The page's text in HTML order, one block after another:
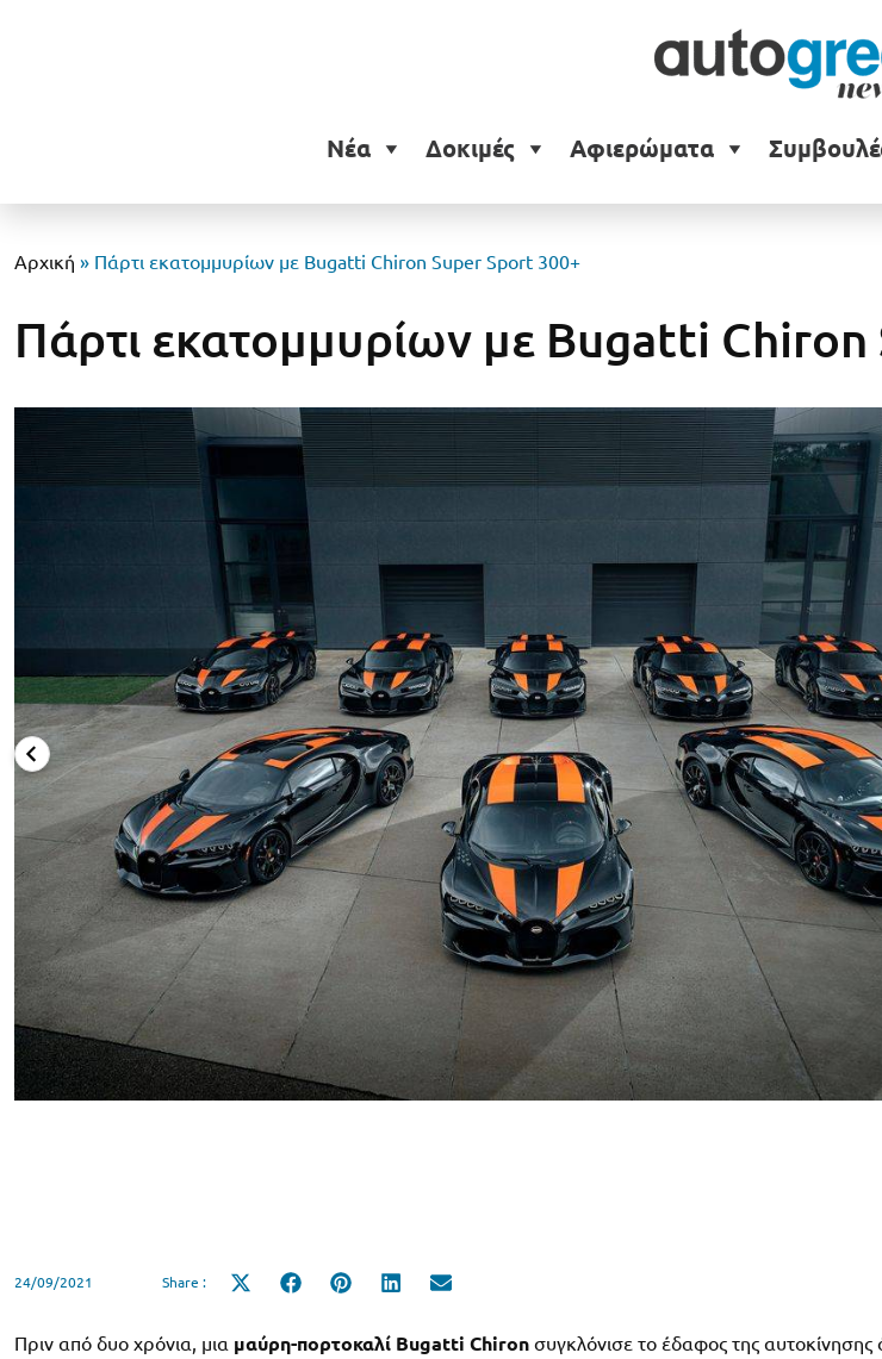
Νέα Δοκιμές Αφιερώματα
Αρχική » Πάρτι εκατομμυρίων με Bugatti Chiron Super Sport 300+
Πάρτι εκατομμυρίων με Bugatti
24/09/2021 Share :
Share
Share
Share
Share
Πριν από δυο χρόνια, μια μαύρη-πορτοκαλί Bugatti Chiron συγκλόνισε το έδαφος της αυτοκίνησης